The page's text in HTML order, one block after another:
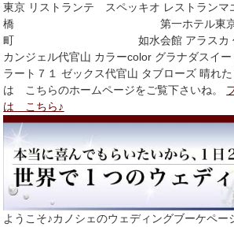
東京 リストランテ スペッキオ レストランマ
橋 第一ホテル東京
町 如水会館 アラスカ
カンジェル代官山 カラーcolor グラナダスイ
ラート７１ ゼックス代官山 タブローズ 晴れ
は こちらのホームページをご覧下さいね。
は こちら♪
ようこそ♪カノシェのウェディングブーケペー